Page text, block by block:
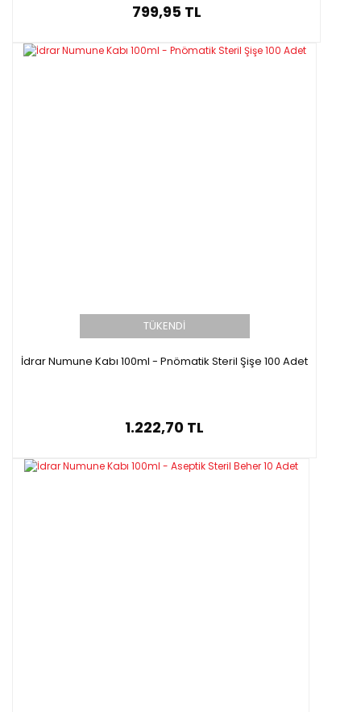
799,95 TL
TÜKENDİ
İdrar Numune Kabı 100ml - Pnömatik Steril Şişe 100 Adet
1.222,70 TL